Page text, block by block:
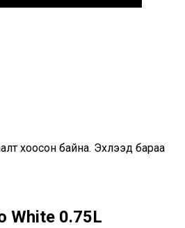
хоосон байна. Эхлээд бараа
White 0.75L